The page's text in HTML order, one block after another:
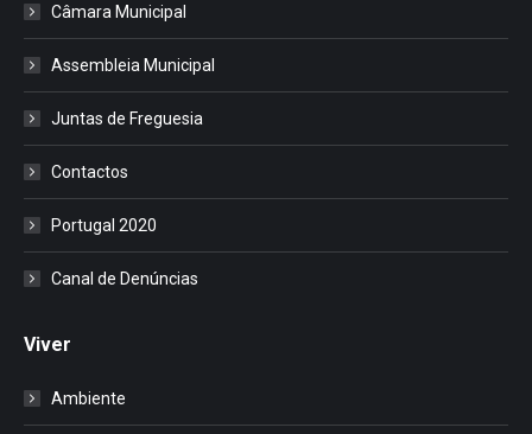
Câmara Municipal
Assembleia Municipal
Juntas de Freguesia
Contactos
Portugal 2020
Canal de Denúncias
Viver
Ambiente